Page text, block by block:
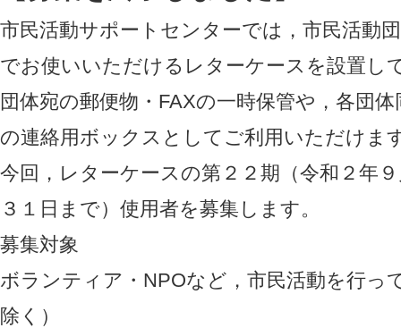
市民活動サポートセンターでは，市民活動
でお使いいただけるレターケースを設置し
団体宛の郵便物・FAXの一時保管や，各団
の連絡用ボックスとしてご利用いただけま
今回，レターケースの第２２期（令和２年
３１日まで）使用者を募集します。
募集対象
ボランティア・NPOなど，市民活動を行っ
除く）